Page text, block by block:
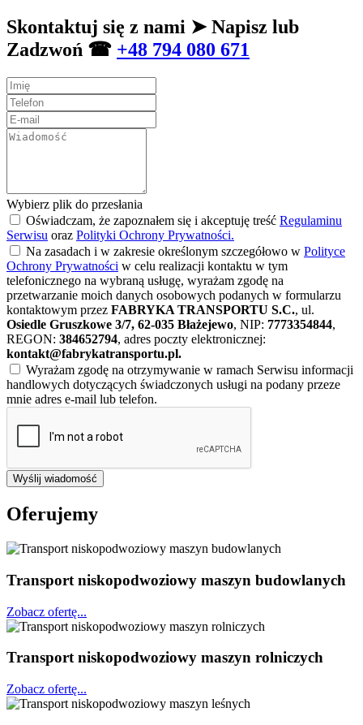
Skontaktuj się z nami ➤ Napisz lub
Zadzwoń ☎ +48 794 080 671
Wybierz plik do przesłania
Oświadczam, że zapoznałem się i akceptuję treść Regulaminu
Serwisu oraz Polityki Ochrony Prywatności.
Na zasadach i w zakresie określonym szczegółowo w Polityce
Ochrony Prywatności w celu realizacji kontaktu w tym
telefonicznego na wybraną usługę, wyrażam zgodę na
przetwarzanie moich danych osobowych podanych w formularzu
kontaktowym przez FABRYKA TRANSPORTU S.C., ul.
Osiedle Gruszkowe 3/7, 62-035 Błażejewo, NIP: 7773354844,
REGON: 384652794, adres poczty elektronicznej:
kontakt@fabrykatransportu.pl.
Wyrażam zgodę na otrzymywanie w ramach Serwisu informacji
handlowych dotyczących świadczonych usługi na podany przeze
mnie adres e-mail lub telefon.
Wyślij wiadomość
Oferujemy
Transport niskopodwoziowy maszyn budowlanych
Zobacz ofertę...
Transport niskopodwoziowy maszyn rolniczych
Zobacz ofertę...